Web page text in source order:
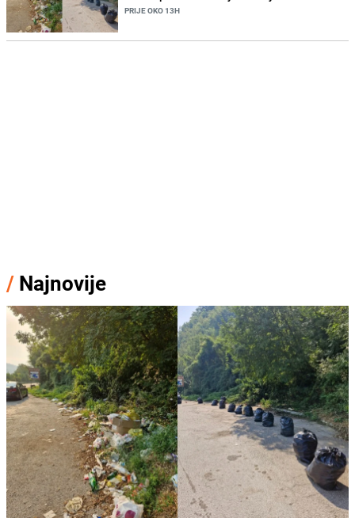
PRIJE OKO 13H
/ Najnovije